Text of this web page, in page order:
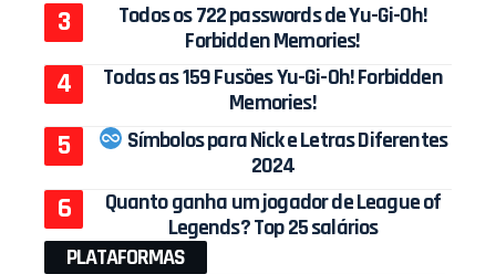
Todos os 722 passwords de Yu-Gi-Oh!
Forbidden Memories!
Todas as 159 Fusões Yu-Gi-Oh! Forbidden
Memories!
Símbolos para Nick e Letras Diferentes
2024
Quanto ganha um jogador de League of
Legends? Top 25 salários
PLATAFORMAS